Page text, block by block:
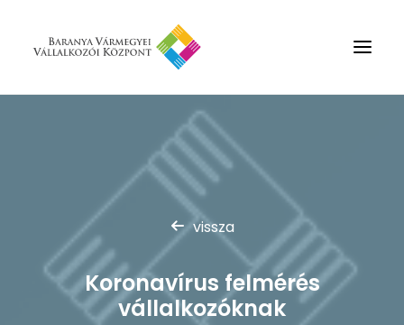
Rólunk
Szolgáltatások
Hírek
Partnerek
Kapcsolat
Keresés
vissza
Koronavírus felmérés
vállalkozóknak